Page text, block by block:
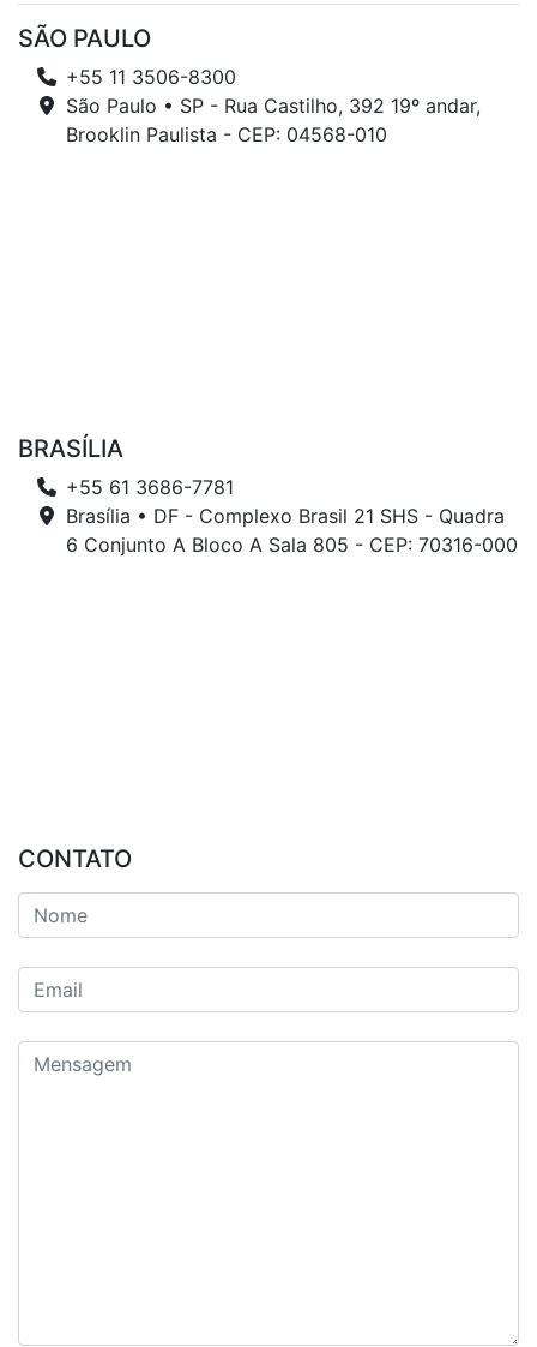
SÃO PAULO
+55 11 3506-8300
São Paulo • SP - Rua Castilho, 392 19º andar,
Brooklin Paulista - CEP: 04568-010
BRASÍLIA
+55 61 3686-7781
Brasília • DF - Complexo Brasil 21 SHS - Quadra
6 Conjunto A Bloco A Sala 805 - CEP: 70316-000
CONTATO